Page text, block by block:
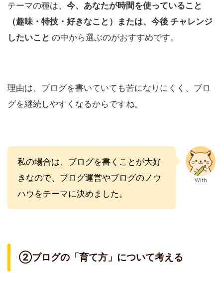
テーマの種は、 今、あなたが時間を使っていること
（趣味・特技・好きなこと）または、今後 チャレンジ
したいこと の中から選ぶのがおすすめです。
理由は、ブログを書いていても苦になりにくく、ブロ
グを継続しやすくなるからですね。
私の場合は、ブログを書くことが大好
きなので、ブログ運営やブログのノウ
ハウをテーマに決めました。
With
②ブログの「育て方」について考える